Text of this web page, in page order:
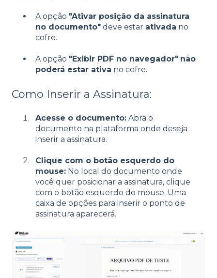
A opção "Ativar posição da assinatura
no documento" deve estar ativada no
cofre.
A opção "Exibir PDF no navegador" não
poderá estar ativa no cofre.
Como Inserir a Assinatura:
Acesse o documento: Abra o
documento na plataforma onde deseja
inserir a assinatura.
Clique com o botão esquerdo do
mouse: No local do documento onde
você quer posicionar a assinatura, clique
com o botão esquerdo do mouse. Uma
caixa de opções para inserir o ponto de
assinatura aparecerá.